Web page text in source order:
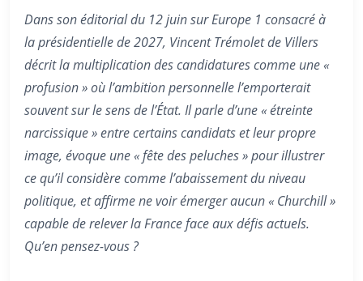
Dans son éditorial du 12 juin sur Europe 1 consacré à
la présidentielle de 2027, Vincent Trémolet de Villers
décrit la multiplication des candidatures comme une «
profusion » où l’ambition personnelle l’emporterait
souvent sur le sens de l’État. Il parle d’une « étreinte
narcissique » entre certains candidats et leur propre
image, évoque une « fête des peluches » pour illustrer
ce qu’il considère comme l’abaissement du niveau
politique, et affirme ne voir émerger aucun « Churchill »
capable de relever la France face aux défis actuels.
Qu’en pensez-vous ?